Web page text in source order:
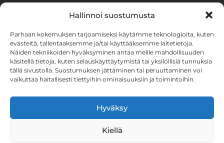
Hallinnoi suostumusta
Parhaan kokemuksen tarjoamiseksi käytämme teknologioita, kuten
evästeitä, tallentaaksemme ja/tai käyttääksemme laitetietoja.
Näiden tekniikoiden hyväksyminen antaa meille mahdollisuuden
käsitellä tietoja, kuten selauskäyttäytymistä tai yksilöllisiä tunnuksia
tällä sivustolla. Suostumuksen jättäminen tai peruuttaminen voi
vaikuttaa haitallisesti tiettyihin ominaisuuksiin ja toimintoihin.
Hyväksy
Kiellä
050 3293246
2861186-6 (Stener Oy)
Tutustu homekoirien
työhön somessa